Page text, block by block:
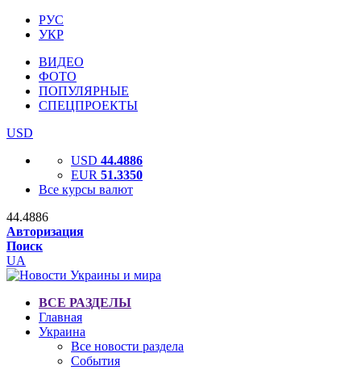
РУС
УКР
ВИДЕО
ФОТО
ПОПУЛЯРНЫЕ
СПЕЦПРОЕКТЫ
USD
USD 44.4886
EUR 51.3350
Все курсы валют
44.4886
Авторизация
Поиск
UA
ВСЕ РАЗДЕЛЫ
Главная
Украина
Все новости раздела
События